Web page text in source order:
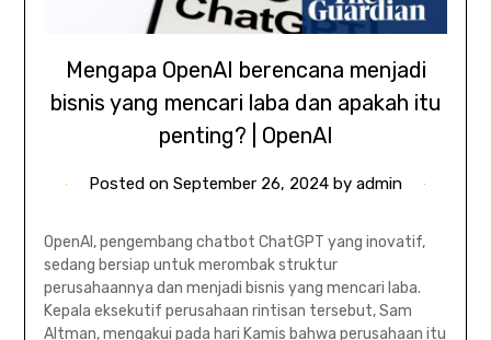
Mengapa OpenAI berencana menjadi
bisnis yang mencari laba dan apakah itu
penting? | OpenAI
Posted on September 26, 2024 by admin
OpenAI, pengembang chatbot ChatGPT yang inovatif,
sedang bersiap untuk merombak struktur
perusahaannya dan menjadi bisnis yang mencari laba.
Kepala eksekutif perusahaan rintisan tersebut, Sam
Altman, mengakui pada hari Kamis bahwa perusahaan itu